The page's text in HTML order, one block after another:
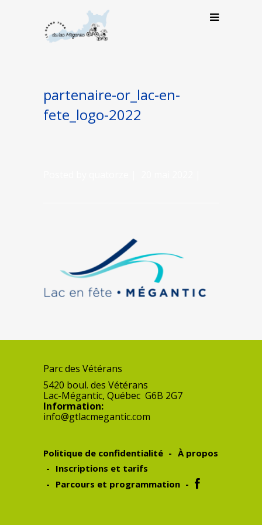
partenaire-or_lac-en-
fete_logo-2022
Parc des Vétérans
5420 boul. des Vétérans
Lac-Mégantic, Québec G6B 2G7
Information:
info@gtlacmegantic.com
Politique de confidentialité
À propos
Inscriptions et tarifs
Parcours et programmation